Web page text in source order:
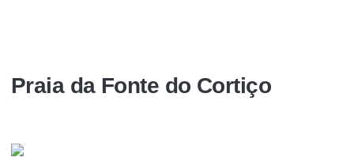
Praia da Fonte do Cortiço